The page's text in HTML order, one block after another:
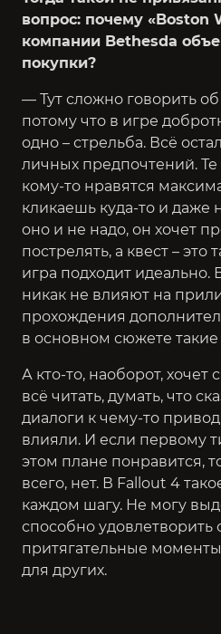
вопрос: почему «Boston
компании Bethesda
покупки?
— Тут сложно говорить
потому что в игре
одно – стрельба. Всё
личных предпочтений. Те
кому-то нравятся
кликаешь куда-то и даже
оно и не надо, он хочет
пострелять, а квест – это
игра подходит идеально.
никак не влияют на
прохождения
в основном сюжете
А кто-то, наоборот, хочет
всё читать, думать, что
диалоги к чему-то
влияли. И если первому
этом плане понравится,
всего, нет. В Fallout 4
каждом шагу. Не могу
способно удовлетворить
притягательные моменты
для других.